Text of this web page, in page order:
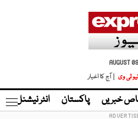
AUGUST
ٹی وی | آج کا اخبار
خبریں پاکستان انٹر نیشنل